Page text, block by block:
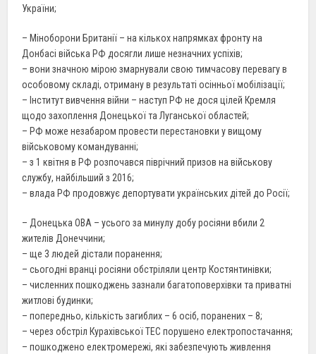
України;
– Міноборони Британії – на кількох напрямках фронту на
Донбасі війська РФ досягли лише незначних успіхів;
– вони значною мірою змарнували свою тимчасову перевагу в
особовому складі, отриману в результаті осінньої мобілізації;
– Інститут вивчення війни – наступ РФ не дося цілей Кремля
щодо захоплення Донецької та Луганської областей;
– РФ може незабаром провести перестановки у вищому
військовому командуванні;
– з 1 квітня в РФ розпочався піврічний призов на військову
службу, найбільший з 2016;
– влада РФ продовжує депортувати українських дітей до Росії;
– Донецька ОВА – усього за минулу добу росіяни вбили 2
жителів Донеччини;
– ще 3 людей дістали поранення;
– сьогодні вранці росіяни обстріляли центр Костянтинівки;
– численних пошкоджень зазнали багатоповерхівки та приватні
житлові будинки;
– попередньо, кількість загиблих – 6 осіб, поранених – 8;
– через обстріл Курахівської ТЕС порушено електропостачання;
– пошкоджено електромережі, які забезпечують живлення